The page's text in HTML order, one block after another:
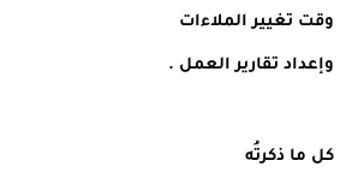
وقت تغيير الملاءات
وإعداد تقارير العمل .
كل ما ذكرتُه